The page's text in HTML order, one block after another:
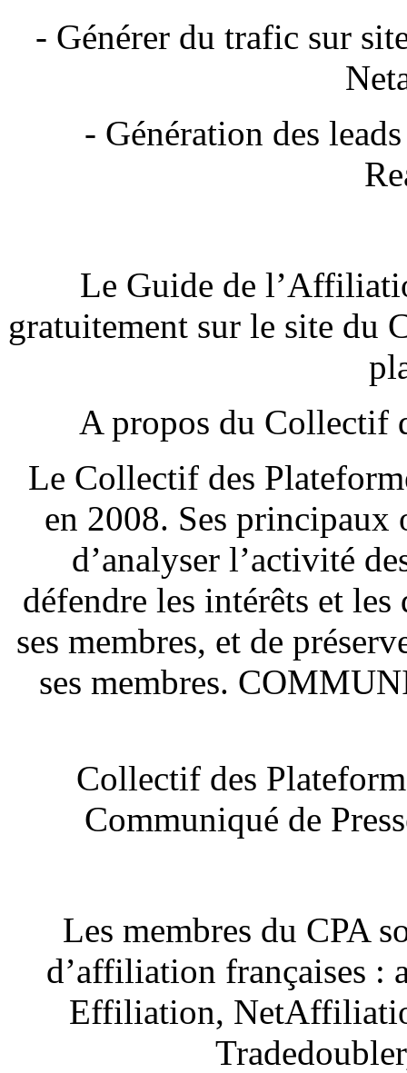
- Générer du trafic sur
- Génération des
Le Guide de
gratuitement sur le site du
A propos du Collectif
Le Collectif des
en 2008. Ses
d’analyser l’activité
défendre les intérêts et
ses membres, et de
ses membres.
Collectif des
Communiqué de
Les membres du CPA
d’affiliation françaises :
Effiliation,